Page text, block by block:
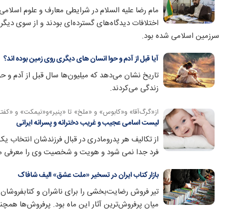
مام رضا علیه السلام در شرایطی معارف و علوم
اختلافات دیدگاه‌های گسترده‌ای بودند و از سوی
سرزمین اسلامی شده بود.
آیا قبل از آدم و حوا انسان های دیگری روی زمین بوده اند؟
تاریخ نشان می‌دهد که میلیون‌ها سال قبل از آدم و
زندگی می‌کردند.
از«گرگ‌آقا» و«کابوس» و «ملخ» تا «پنیر»و«نیمکت» و
لیست اسامی عجیب و غریب دخترانه و پسرانه ایرانی
از تکالیف هر پدرومادری در قبال فرزندشان
فرد جدا نمی شود و هویت و شخصیت وی را معرفی
بازار کتاب ایران در تسخیر «ملت عشق» الیف شافاک
تیر فروش رضایت‌‌بخشی را برای ناشران و
میان پرفروش‌ترین آثار این ماه بود. پرفروش‌ها